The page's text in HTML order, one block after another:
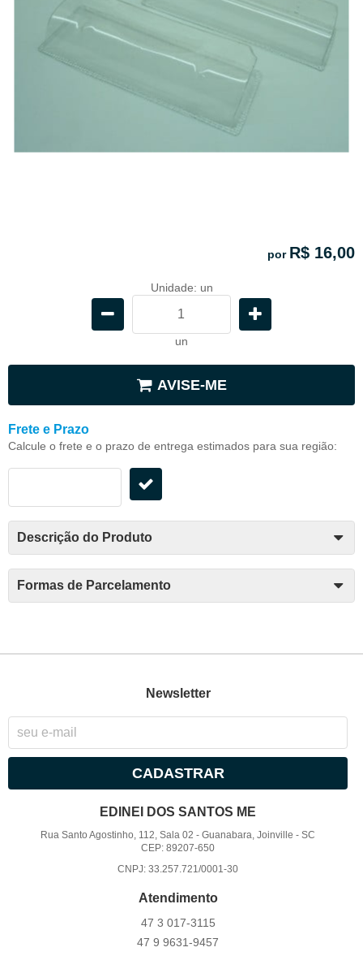
por R$ 16,00
Unidade: un
un
AVISE-ME
Frete e Prazo
Calcule o frete e o prazo de entrega estimados para sua região:
Descrição do Produto
Formas de Parcelamento
Newsletter
CADASTRAR
EDINEI DOS SANTOS ME
Rua Santo Agostinho, 112, Sala 02 -Guanabara, Joinville -SC
CEP: 89207-650
CNPJ: 33.257.721/0001-30
Atendimento
47 3 017-3115
47 9 9631-9457